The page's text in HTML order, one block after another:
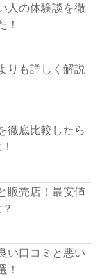
人の体験談を徹
！
りも詳しく解説
徹底比較したら
販売店！最安値
い口コミと悪い
！